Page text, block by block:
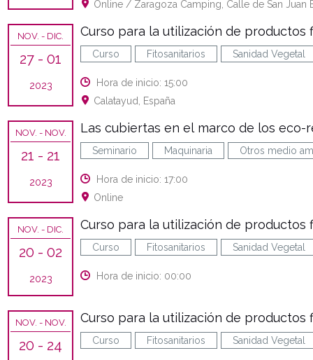
Online / Zaragoza Camping, Calle de San Juan
NOV. - DIC.
27 - 01
2023
Curso para la utilización de productos
Curso Fitosanitarios Sanidad Vegetal
Hora de inicio: 15:00
Calatayud, España
NOV. - NOV.
21 - 21
2023
Las cubiertas en el marco de los eco-
Seminario Maquinaria Otros medio
Hora de inicio: 17:00
Online
NOV. - DIC.
20 - 02
2023
Curso para la utilización de productos
Curso Fitosanitarios Sanidad Vegetal
Hora de inicio: 00:00
NOV. - NOV.
20 - 24
Curso para la utilización de productos
Curso Fitosanitarios Sanidad Vegetal